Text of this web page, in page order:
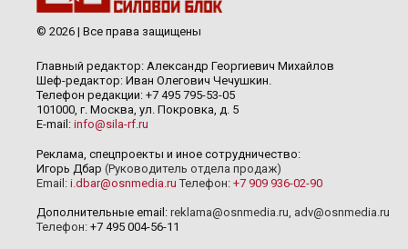
© 2026 | Все права защищены
Главный редактор: Александр Георгиевич Михайлов
Шеф-редактор: Иван Олегович Чечушкин.
Телефон редакции: +7 495 795-53-05
101000, г. Москва, ул. Покровка, д. 5
E-mail: info@sila-rf.ru
Реклама, спецпроекты и иное сотрудничество:
Игорь Дбар (Руководитель отдела продаж)
Email: i.dbar@osnmedia.ru Телефон: +7 909 936-02-90
Дополнительные email: reklama@osnmedia.ru, adv@osnmedia.ru
Телефон: +7 495 004-56-11